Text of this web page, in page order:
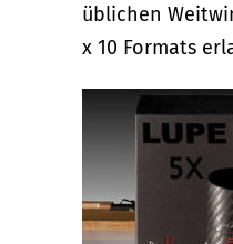
üblichen
x 10 Formats